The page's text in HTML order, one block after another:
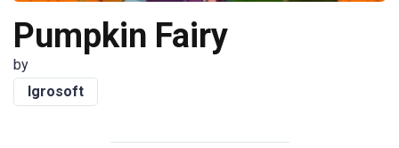
Pumpkin Fairy
by
Igrosoft